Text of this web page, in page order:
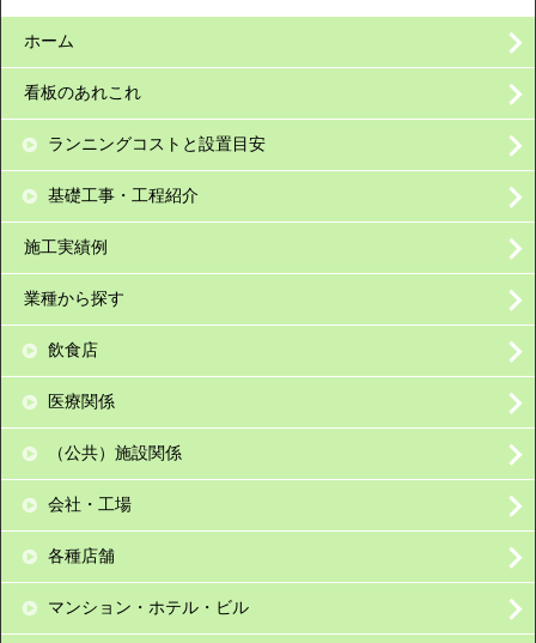
ホーム
看板のあれこれ
ランニングコストと設置目安
基礎工事・工程紹介
施工実績例
業種から探す
飲食店
医療関係
（公共）施設関係
会社・工場
各種店舗
マンション・ホテル・ビル